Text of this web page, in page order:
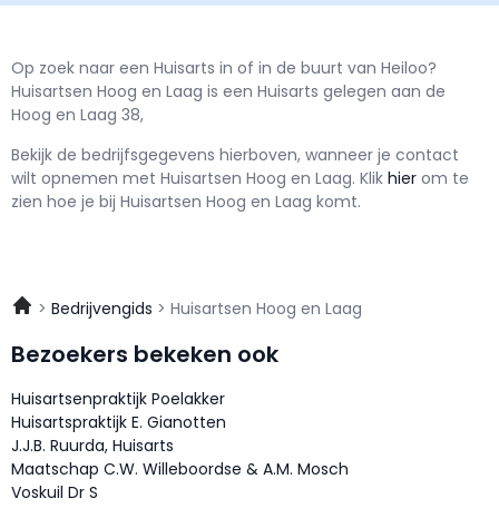
Op zoek naar een Huisarts in of in de buurt van Heiloo?
Huisartsen Hoog en Laag is een Huisarts gelegen aan de
Hoog en Laag 38,
Bekijk de bedrijfsgegevens hierboven, wanneer je contact
wilt opnemen met Huisartsen Hoog en Laag. Klik hier om te
zien hoe je bij Huisartsen Hoog en Laag komt.
Bedrijvengids Huisartsen Hoog en Laag
Bezoekers bekeken ook
Huisartsenpraktijk Poelakker
Huisartspraktijk E. Gianotten
J.J.B. Ruurda, Huisarts
Maatschap C.W. Willeboordse & A.M. Mosch
Voskuil Dr S